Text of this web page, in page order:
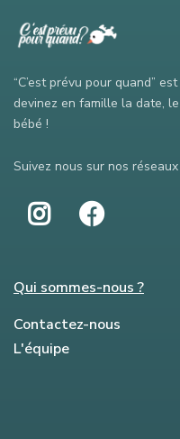
“C’est prévu pour quand”
devinez en famille la date,
bébé !
Suivez nous sur nos
Qui sommes-nous ?
Contactez-nous
L'équipe